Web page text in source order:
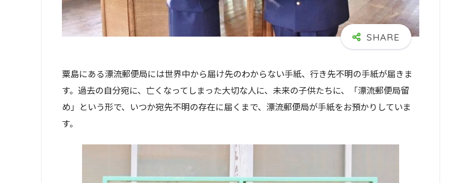
粟島にある漂流郵便局には世界中から届け先のわからない手紙、行き先不明の手紙が届きま
す。過去の自分宛に、亡くなってしまった大切な人に、未来の子供たちに、「漂流郵便局留
め」という形で、いつか宛先不明の存在に届くまで、漂流郵便局が手紙をお預かりしていま
す。